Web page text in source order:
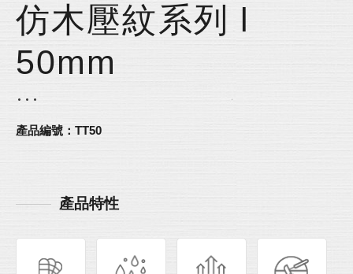
仿木壓紋系列 l
50mm
產品編號：TT50
產品特性